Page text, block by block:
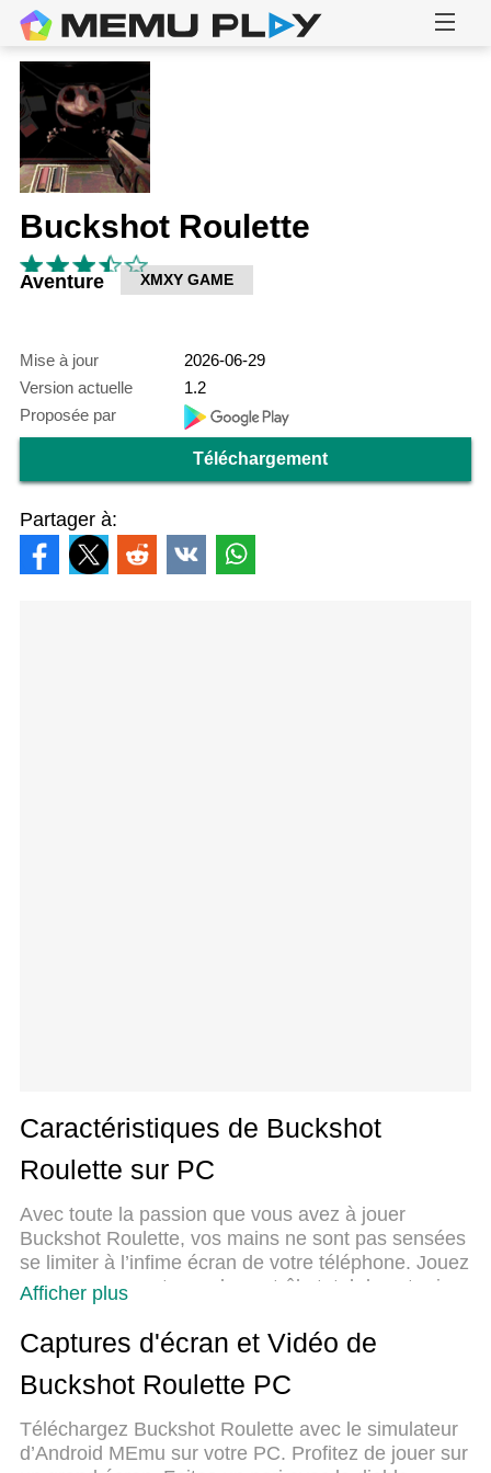
Buckshot Roulette
Aventure XMXY GAME
Mise à jour
2026-06-29
Version actuelle
1.2
Proposée par
Téléchargement
Partager à:
Caractéristiques de Buckshot
Roulette sur PC
Avec toute la passion que vous avez à jouer
Buckshot Roulette, vos mains ne sont pas sensées
se limiter à l’infime écran de votre téléphone. Jouez
comme un pro et ayez le contrôle total de votre jeu
à l’aide du clavier et de la souris. MEmu satisfait
toutes vos attentes. Téléchargez et jouez Buckshot
Roulette sur PC. Jouez aussi longtemps que vous
souhaitez sans aucune limitation de batterie, de
nouvelle version de MEmu 9 est la meilleure option
de jouer Buckshot Roulette sur PC. Réalisé par nos
Afficher plus
Captures d'écran et Vidéo de
Buckshot Roulette PC
Téléchargez Buckshot Roulette avec le simulateur
d’Android MEmu sur votre PC. Profitez de jouer sur